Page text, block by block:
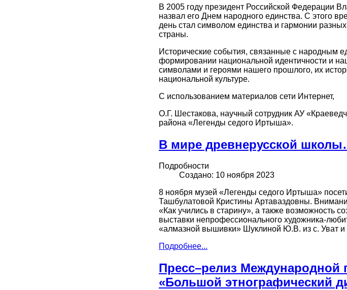
В 2005 году президент Российской Федерации
назвал его Днем народного единства. С этого
день стал символом единства и гармонии разных
страны.
Исторические события, связанные с народным
формировании национальной идентичности и
символами и героями нашего прошлого, их
национальной культуре.
С использованием материалов сети Интернет,
О.Г. Шестакова, научный сотрудник АУ
района «Легенды седого Иртыша».
В мире древнерусской
Подробности
Создано: 10 ноября 2023
8 ноября музей «Легенды седого Иртыша»
Ташбулатовой Кристины Артаваздовны.
«Как учились в старину», а также возможность
выставки непрофессионального художника-
«алмазной вышивки» Шуклиной Ю.В. из с. Уват
Подробнее...
Пресс–релиз Международной
«Большой этнографический